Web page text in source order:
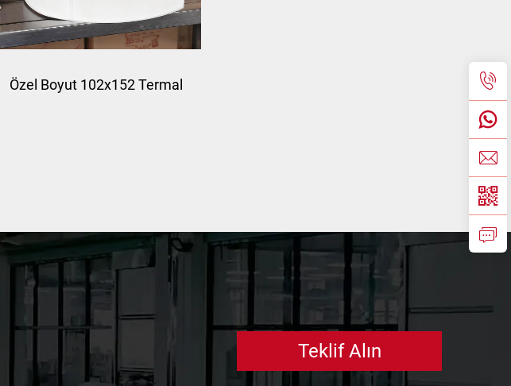
Özel Boyut 102x152 Termal
Kargo Etiketi 4x6 Sevkiyat
Termal Etiket Sticker
Teklif Alın